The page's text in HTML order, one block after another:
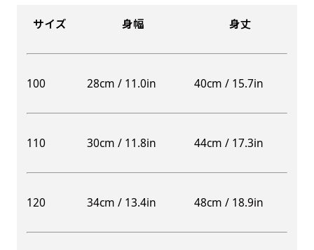
サイズ 身幅 身丈
100 28cm / 11.0in 40cm / 15.7in
110 30cm / 11.8in 44cm / 17.3in
120 34cm / 13.4in 48cm / 18.9in